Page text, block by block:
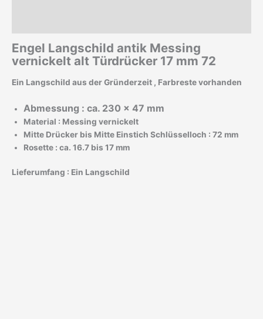
Engel Langschild antik Messing
vernickelt alt Türdrücker 17 mm 72
Ein Langschild aus der Gründerzeit , Farbreste vorhanden
Abmessung : ca. 230 x 47 mm
Material : Messing vernickelt
Mitte Drücker bis Mitte Einstich Schlüsselloch : 72 mm
Rosette : ca. 16.7 bis 17 mm
Lieferumfang : Ein Langschild